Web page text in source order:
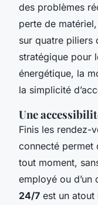
des problèmes
perte de
sur quatre piliers
stratégique pour
énergétique, la
la simplicité
Une
Finis les rendez-
connecté permet
tout moment,
employé ou d’un
24/7 est un atout